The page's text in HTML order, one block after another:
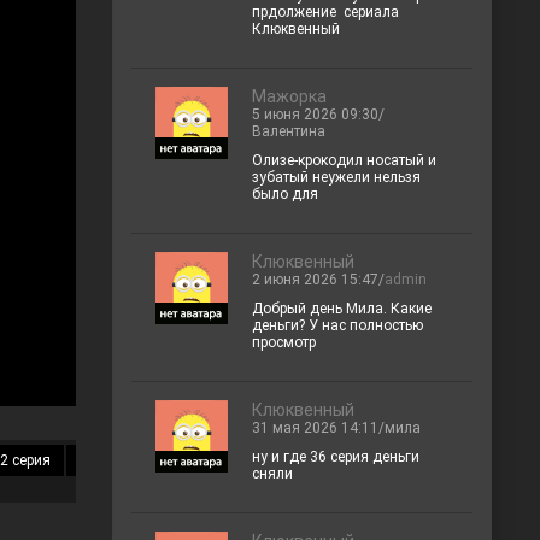
серия 14 серия 15 серия 16 серия
прдолжение сериала
Клюквенный
Мажорка
5 июня 2026 09:30/
Валентина
Олизе-крокодил носатый и
зубатый неужели нельзя
было для
Клюквенный
2 июня 2026 15:47/admin
Добрый день Мила. Какие
деньги? У нас полностью
просмотр
Клюквенный
31 мая 2026 14:11/мила
ну и где 36 серия деньги
сняли